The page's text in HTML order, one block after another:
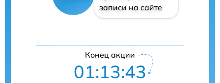
записи на сайте
Конец акции
01:13:42